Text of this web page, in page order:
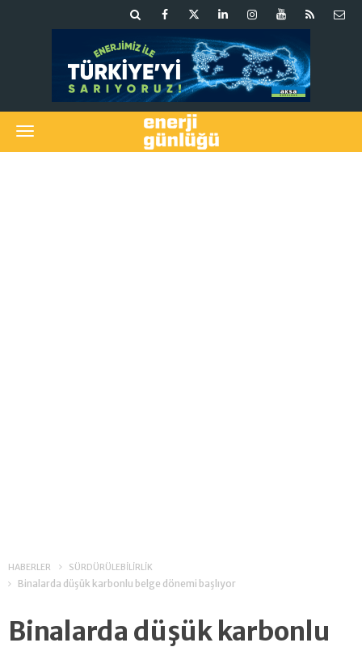
HABERLER SÜRDÜRÜLEBİLİRLİK
Binalarda düşük karbonlu belge dönemi başlıyor
Binalarda düşük karbonlu